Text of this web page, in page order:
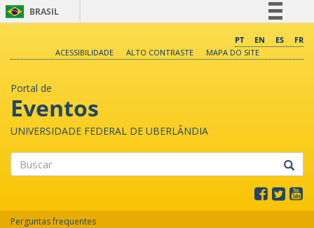
BRASIL
Comunica BR
PT EN ES
FR
ACESSIBILIDADE
ALTO CONTRASTE MAPA DO SITE
Portal de
Eventos
UNIVERSIDADE FEDERAL DE UBERLÂNDIA
Perguntas frequentes